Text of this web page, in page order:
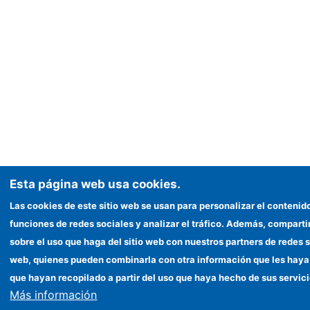
Esta página web usa cookies.
Las cookies de este sitio web se usan para personalizar el
funciones de redes sociales y analizar el tráfico. Además,
sobre el uso que haga del sitio web con nuestros partners de redes
web, quienes pueden combinarla con otra información que les
que hayan recopilado a partir del uso que haya hecho de sus
Más información